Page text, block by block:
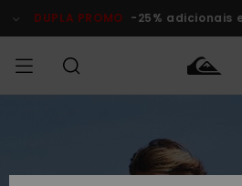
do
DUPLA PROMO -25% adicionais
MENINO
Homem
Neve
Homem
Homem
encomenda